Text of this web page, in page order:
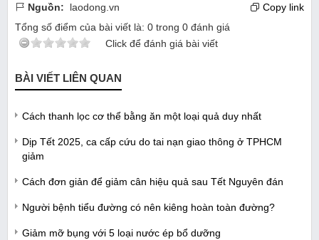
Nguồn: laodong.vn
Copy link
Tổng số điểm của bài viết là: 0 trong 0 đánh giá
Click để đánh giá bài viết
BÀI VIẾT LIÊN QUAN
Cách thanh lọc cơ thể bằng ăn một loại quả duy nhất
Dịp Tết 2025, ca cấp cứu do tai nạn giao thông ở TPHCM
giảm
Cách đơn giản để giảm cân hiệu quả sau Tết Nguyên đán
Người bệnh tiểu đường có nên kiêng hoàn toàn đường?
Giảm mỡ bụng với 5 loại nước ép bổ dưỡng